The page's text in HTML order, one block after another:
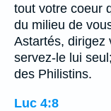
tout votre coeur
du milieu de
Astartés, dirigez
servez-le lui
des Philistins.
Luc 4:8